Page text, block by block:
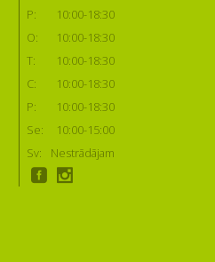
P:
10:00-18:30
O:
10:00-18:30
T:
10:00-18:30
C:
10:00-18:30
P:
10:00-18:30
Se:
10:00-15:00
Sv:
Nestrādājam